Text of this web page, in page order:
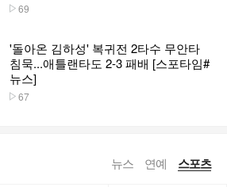
69
'돌아온 김하성' 복귀전 2타수 무안타
침묵...애틀랜타도 2-3 패배 [스포타임#
뉴스]
67
뉴스 연예 스포츠